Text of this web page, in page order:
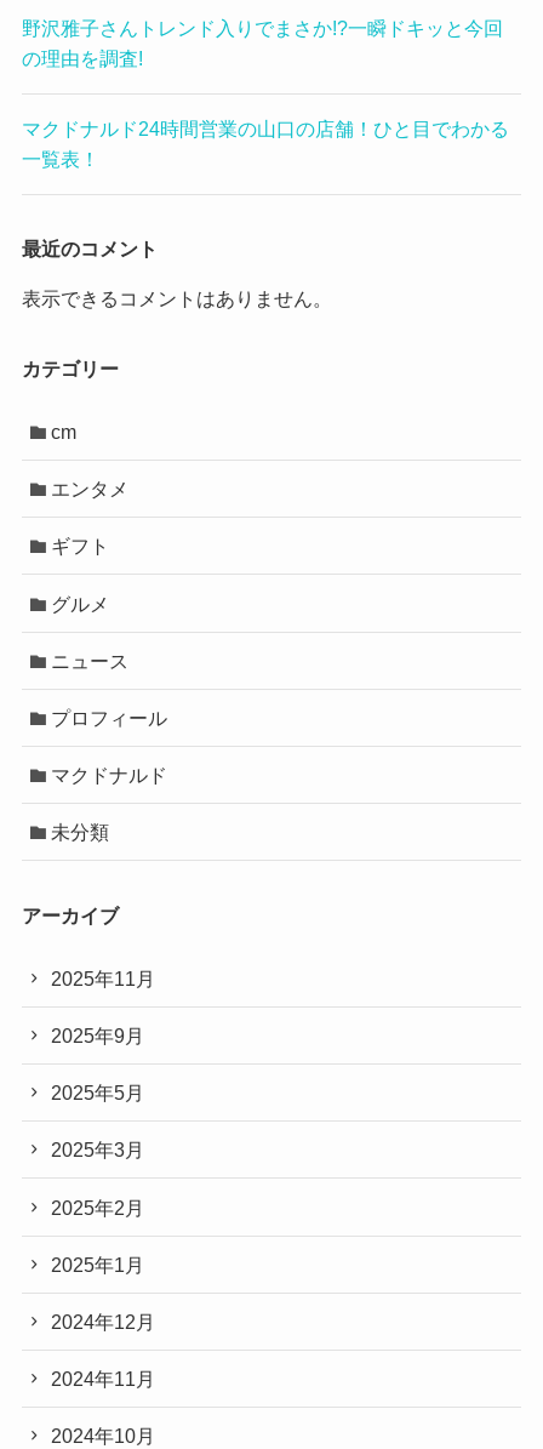
野沢雅子さんトレンド入りでまさか!?一瞬ドキッと今回
の理由を調査!
マクドナルド24時間営業の山口の店舗！ひと目でわかる
一覧表！
最近のコメント
表示できるコメントはありません。
カテゴリー
cm
エンタメ
ギフト
グルメ
ニュース
プロフィール
マクドナルド
未分類
アーカイブ
2025年11月
2025年9月
2025年5月
2025年3月
2025年2月
2025年1月
2024年12月
2024年11月
2024年10月